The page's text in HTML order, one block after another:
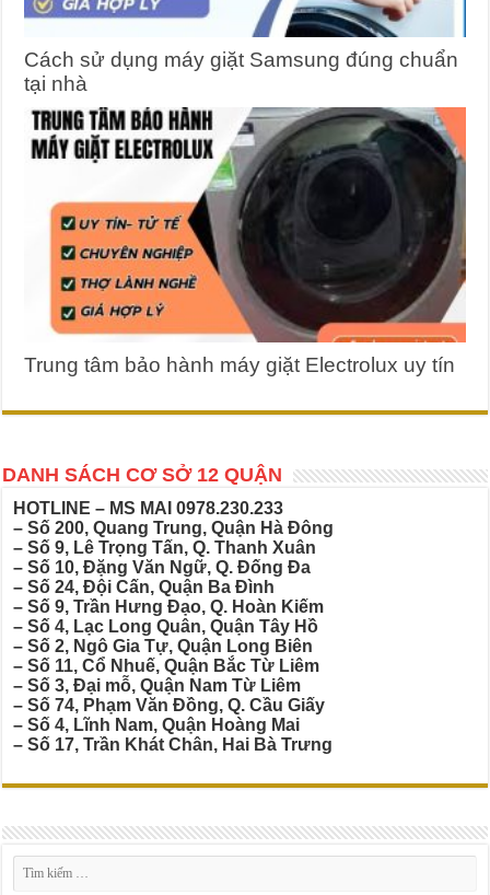
Cách sử dụng máy giặt Samsung đúng chuẩn
tại nhà
Trung tâm bảo hành máy giặt Electrolux uy tín
DANH SÁCH CƠ SỞ 12 QUẬN
HOTLINE – MS MAI0978.230.233
– Số 200, Quang Trung, Quận Hà Đông
– Số 9, Lê Trọng Tấn, Q. Thanh Xuân
– Số 10, Đặng Văn Ngữ, Q. Đống Đa
– Số 24, Đội Cấn, Quận Ba Đình
– Số 9, Trần Hưng Đạo, Q. Hoàn Kiếm
– Số 4, Lạc Long Quân, Quận Tây Hồ
– Số 2, Ngô Gia Tự, Quận Long Biên
– Số 11, Cổ Nhuế, Quận Bắc Từ Liêm
– Số 3, Đại mỗ, Quận Nam Từ Liêm
– Số 74, Phạm Văn Đồng, Q. Cầu Giấy
– Số 4, Lĩnh Nam, Quận Hoàng Mai
– Số 17, Trần Khát Chân, Hai Bà Trưng